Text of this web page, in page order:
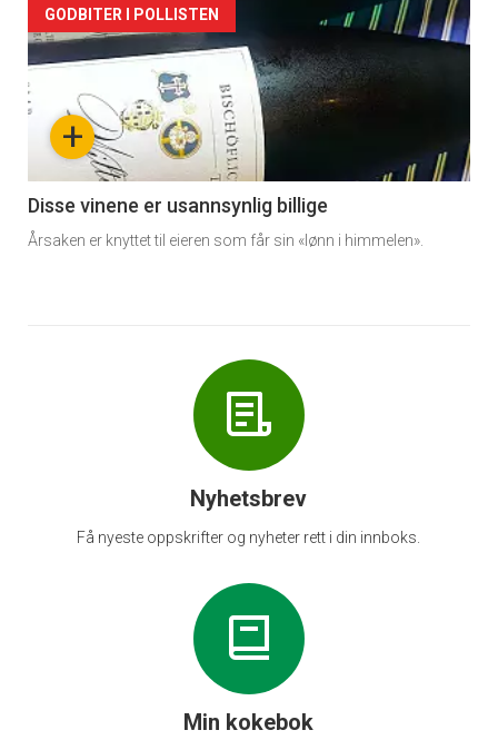
Forsiden
akkurat
nå
6
+
GODBITER I POLLISTEN
Disse vinene er usannsynlig billige
Årsaken er knyttet til eieren som får sin «lønn i himmelen».
Nyhetsbrev
Få nyeste oppskrifter og nyheter rett i din innboks.
Min kokebok